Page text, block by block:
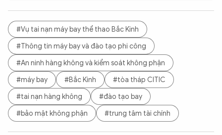
#Vụ tai nạn máy bay thể thao Bắc Kinh
#Thông tin máy bay và đào tạo phi công
#An ninh hàng không và kiểm soát không phận
#máy bay
#Bắc Kinh
#tòa tháp CITIC
#tai nạn hàng không
#đào tạo bay
#bảo mật không phận
#trung tâm tài chính